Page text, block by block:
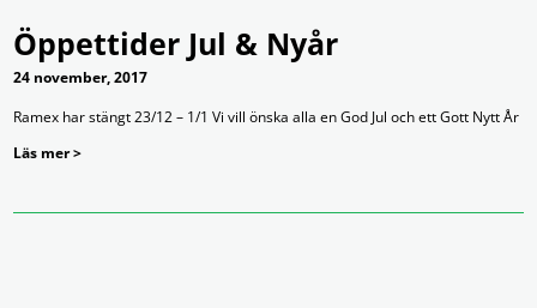
Öppettider Jul & Nyår
24 november, 2017
Ramex har stängt 23/12 – 1/1 Vi vill önska alla en God Jul och ett Gott Nytt År
Läs mer >